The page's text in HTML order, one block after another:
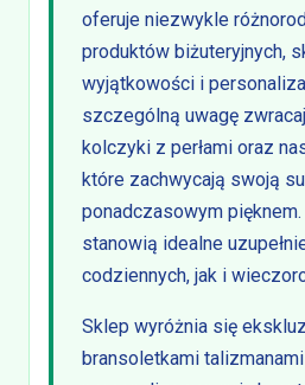
oferuje niezwykle
produktów biżuteryjnych,
wyjątkowości i
szczególną uwagę
kolczyki z perłami oraz
które zachwycają swoją
ponadczasowym
stanowią idealne
codziennych, jak i
Sklep wyróżnia się
bransoletkami